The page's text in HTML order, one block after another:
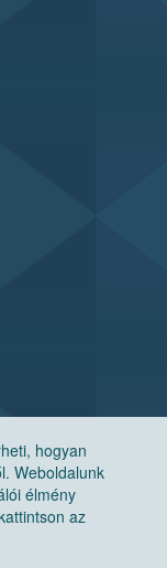
hogyan
Weboldalunk
élmény
az